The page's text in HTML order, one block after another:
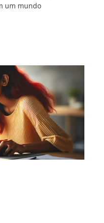
um mundo